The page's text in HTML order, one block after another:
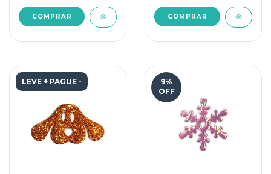
LEVE + PAGUE - 9%
OFF